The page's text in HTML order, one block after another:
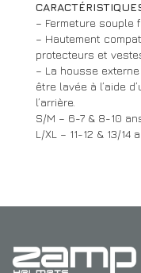
– Fermeture souple
– Hautement
protecteurs et
– La housse
être lavée à l’aide
l’arrière.
S/M – 6-7 & 8-10
L/XL – 11-12 & 13/14